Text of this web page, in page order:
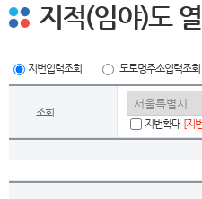
지적(임야)도
지번입력조회 도로명주소입력조회
조회
지번확대 [지